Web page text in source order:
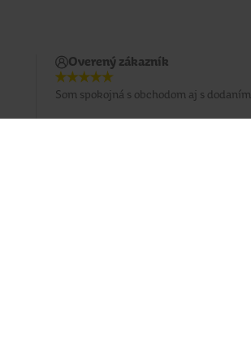
Overený zákazník
Som spokojná s obchodom aj s dodaním